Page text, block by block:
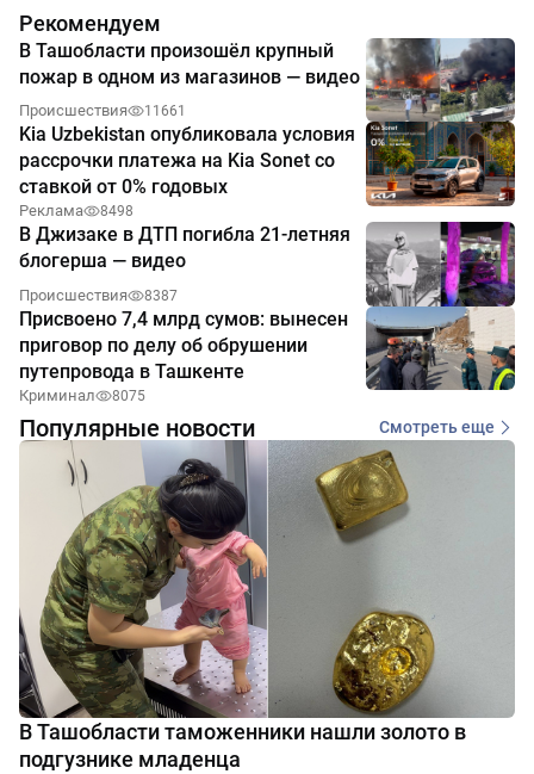
Рекомендуем
В Ташобласти произошёл крупный
пожар в одном из магазинов — видео
Происшествия 11661
Kia Uzbekistan опубликовала условия
рассрочки платежа на Kia Sonet со
ставкой от 0% годовых
Реклама 8498
В Джизаке в ДТП погибла 21-летняя
блогерша — видео
Происшествия 8387
Присвоено 7,4 млрд сумов: вынесен
приговор по делу об обрушении
путепровода в Ташкенте
Криминал 8075
Популярные новости Смотреть еще
В Ташобласти таможенники нашли золото в
подгузнике младенца